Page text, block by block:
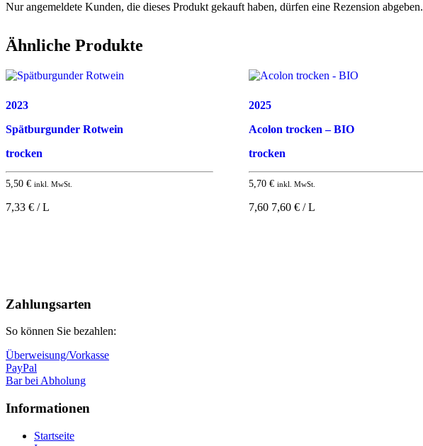
Nur angemeldete Kunden, die dieses Produkt gekauft haben, dürfen eine Rezension abgeben.
Ähnliche Produkte
2023
Spätburgunder Rotwein
trocken
5,50 € inkl. MwSt.
7,33 € / L
2025
Acolon trocken – BIO
trocken
5,70€ inkl. MwSt.
7,60 7,60 € / L
oben
Zahlungsarten
So können Sie bezahlen:
Überweisung/Vorkasse
PayPal
Bar bei Abholung
Informationen
Startseite